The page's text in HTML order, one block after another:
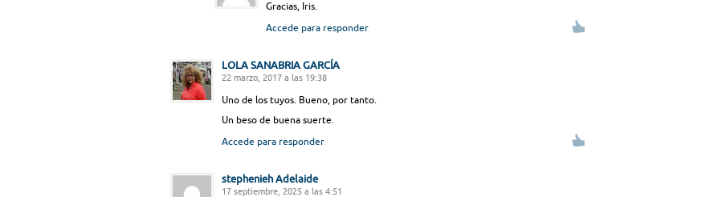
Gracias, Iris.
Accede para responder
LOLA SANABRIA GARCÍA
22 marzo, 2017 a las 19:38
Uno de los tuyos. Bueno, por tanto.
Un beso de buena suerte.
Accede para responder
stephenieh Adelaide
17 septiembre, 2025 a las 4:51